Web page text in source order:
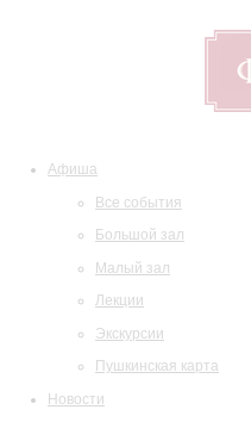
Афиша
Все события
Большой зал
Малый зал
Лекции
Экскурсии
Пушкинская карта
Новости